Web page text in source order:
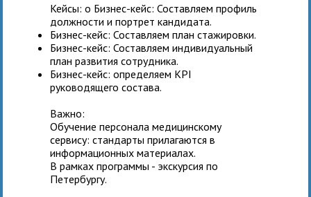
Кейсы: o Бизнес-кейс: Составляем профиль
должности и портрет кандидата.
Бизнес-кейс: Составляем план стажировки.
Бизнес-кейс: Составляем индивидуальный
план развития сотрудника.
Бизнес-кейс: определяем KPI
руководящего состава.
Важно:
Обучение персонала медицинскому
сервису: стандарты прилагаются в
информационных материалах.
В рамках программы - экскурсия по
Петербургу.